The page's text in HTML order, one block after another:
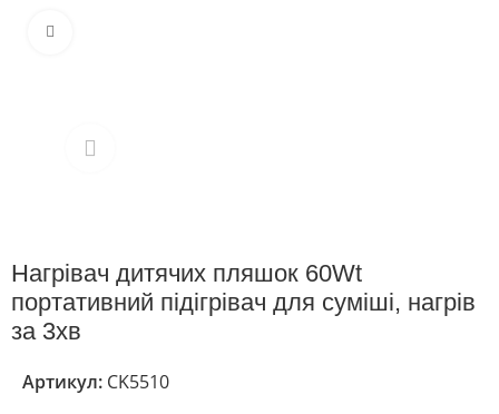
Нагрівач дитячих пляшок 60Wt
портативний підігрівач для суміші, нагрів
за 3хв
Артикул: CK5510